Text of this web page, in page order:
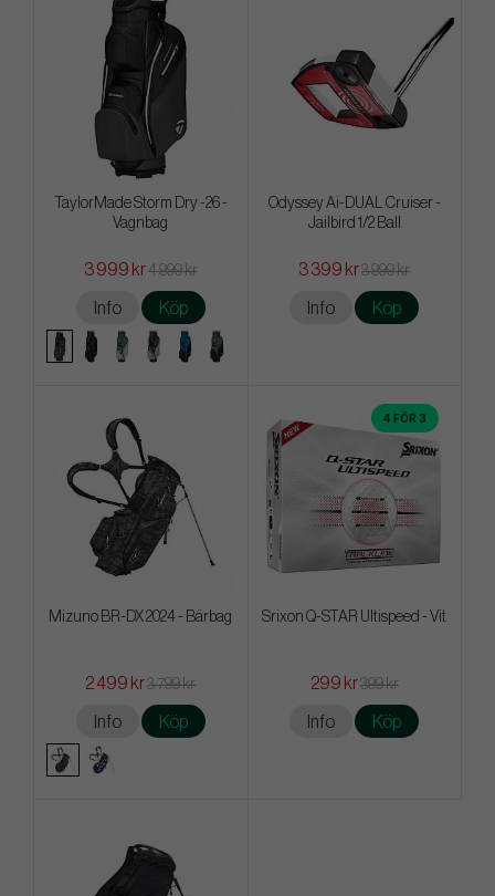
TaylorMade Storm Dry -26 -
Vagnbag
3 999 kr4 999 kr
Info Köp
Odyssey Ai-DUAL Cruiser -
Jailbird 1/2 Ball
3 399 kr3 999 kr
Info Köp
Mizuno BR-DX 2024 - Bärbag
2 499 kr3 799 kr
Info Köp
4 FÖR 3
Srixon Q-STAR Ultispeed - Vit
299 kr399 kr
Info Köp